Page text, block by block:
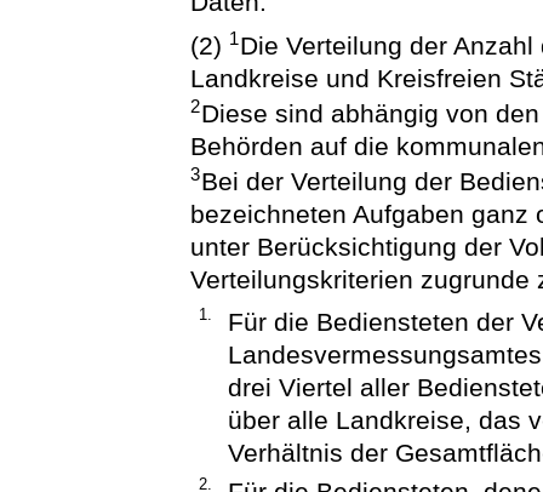
(2) 1Die Verteilung der
Landkreise und Kreisfreien
2Diese sind abhängig von
Behörden auf die
3Bei der Verteilung der
bezeichneten Aufgaben ganz
unter Berücksichtigung der
Verteilungskriterien zugrunde
1.
Für die Bediensteten der
drei Viertel aller
über alle Landkreise, das
Verhältnis der
2.